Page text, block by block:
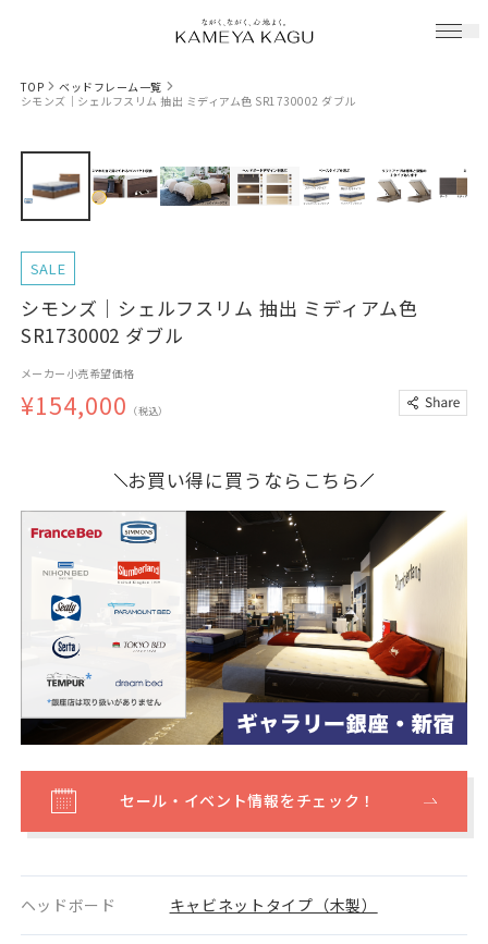
TOP
ベッドフレーム一覧
シモンズ｜シェルフスリム 抽出 ミディアム色 SR1730002 ダブル
SALE
シモンズ｜シェルフスリム 抽出 ミディアム色
SR1730002 ダブル
メーカー小売希望価格
¥154,000 （税込）
お買い得に買うならこちら
セール・イベント情報をチェック！
ヘッドボード キャビネットタイプ（木製）